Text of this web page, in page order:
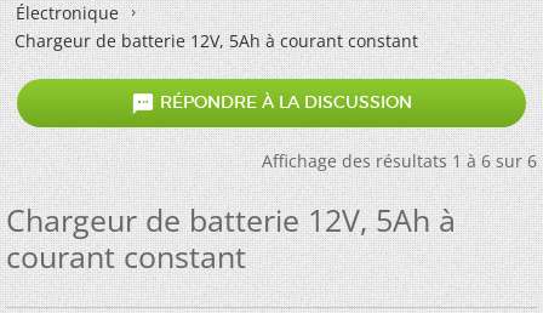
Électronique
Chargeur de batterie 12V, 5Ah à courant constant
 RÉPONDRE À LA DISCUSSION
Affichage des résultats 1 à 6 sur 6
Chargeur de batterie 12V, 5Ah à
courant constant